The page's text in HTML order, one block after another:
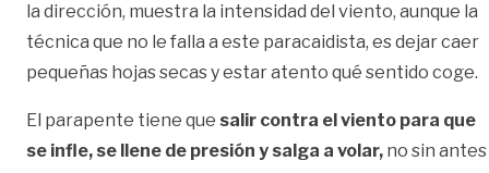
la dirección, muestra la intensidad del viento, aunque la
técnica que no le falla a este paracaidista, es dejar caer
pequeñas hojas secas y estar atento qué sentido coge.
El parapente tiene que salir contra el viento para que
se infle, se llene de presión y salga a volar, no sin antes